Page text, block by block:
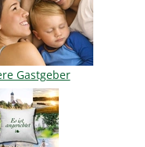
Gastgeber